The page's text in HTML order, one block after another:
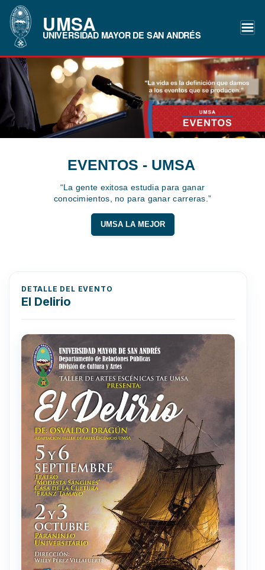
UMSA
UNIVERSIDAD MAYOR DE SAN ANDRÉS
EVENTOS - UMSA
“La gente exitosa estudia para ganar
conocimientos, no para ganar carreras.”
UMSA LA MEJOR
DETALLE DEL EVENTO
El Delirio